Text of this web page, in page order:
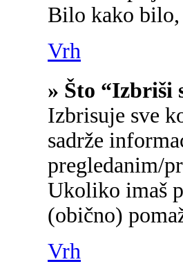
Bilo kako bilo,
Vrh
» Što “Izbriši
Izbrisuje sve
sadrže
pregledanim/
Ukoliko imaš
(obično)
Vrh